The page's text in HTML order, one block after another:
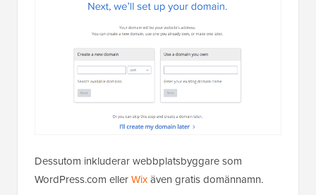
Dessutom inkluderar webbplatsbyggare som
WordPress.com ellerWixäven gratis domännamn.